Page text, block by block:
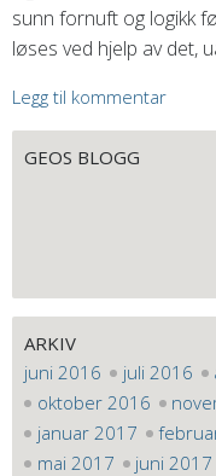
sunn fornuft og logikk
løses ved hjelp av det,
Legg til kommentar
GEOS BLOGG
ARKIV
juni 2016
juli 2016
oktober 2016
januar 2017
mai 2017
juni 2017